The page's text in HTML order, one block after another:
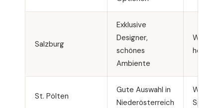
Salzburg
Exklusive
Designer,
schönes
Ambiente
Weite
höhere
St. Pölten
Gute Auswahl in
Niederösterreich
Weniger